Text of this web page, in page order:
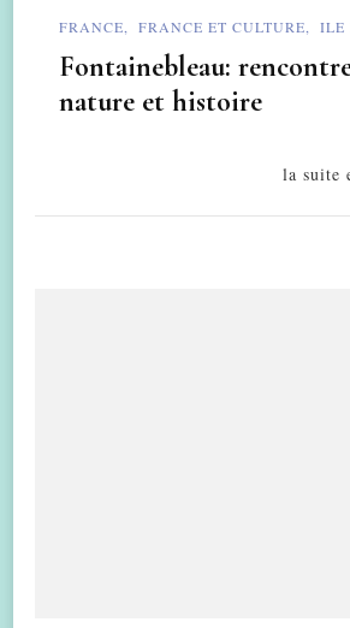
FRANCE FRANCE ET CULTURE ILE
Fontainebleau:
nature et histoire
la suite